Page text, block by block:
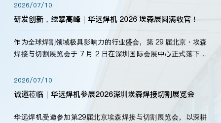
2026/07/10
研发创新，续攀高峰｜华远焊机 2026 埃森展圆满收官！
作为全球焊割领域极具影响力的行业盛会，第 29 届北京・埃森
焊接与切割展览会于 7 月 2 日在深圳国际会展中心正式落下帷
标准，持之以恒研发新产品、新技术。新老客户、行业伙伴、
海内外客户为目睹公司发布的新产…
2026/07/10
诚邀莅临｜华远焊机参展2026深圳埃森焊接切割展览会
华远焊机受邀参加第29届北京埃森焊接与切割展览会，以深耕